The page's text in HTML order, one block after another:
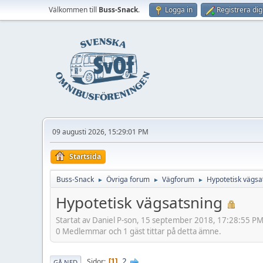
Välkommen till Buss-Snack. Logga in Registrera dig
09 augusti 2026, 15:29:01 PM
Startsida
Buss-Snack ► Övriga forum ► Vägforum ► Hypotetisk
Hypotetisk vägsatsning
Startat av Daniel P-son, 15 september 2018, 17:28:55 PM
0 Medlemmar och 1 gäst tittar på detta ämne.